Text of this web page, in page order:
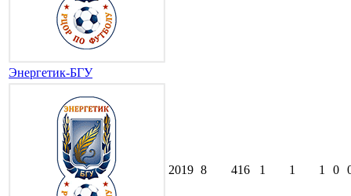
Энергетик-БГУ
2019 8 416 1 1 1 0